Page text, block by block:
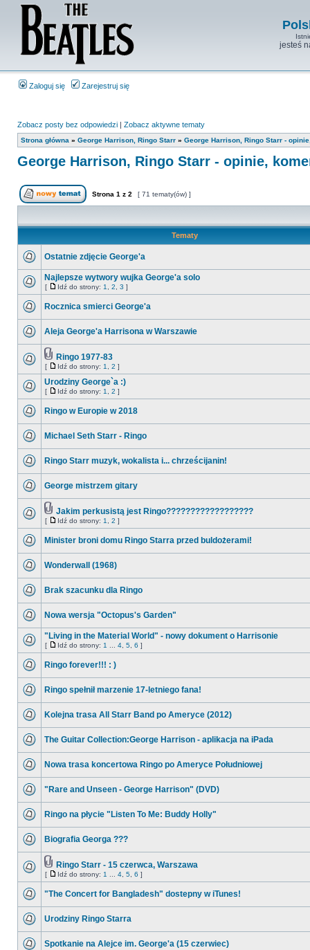
jesteś
Zaloguj się Zarejestruj się
Zobacz posty bez odpowiedzi | Zobacz aktywne tematy
Strona główna » George Harrison, Ringo Starr » George Harrison, Ringo Starr -
George Harrison, Ringo Starr - opinie,
Strona 1 z 2 [ 71 tematy(ów) ]
Tematy
Ostatnie zdjęcie George'a
Najlepsze wytwory wujka George'a solo
[ Idź do strony: 1 2 3 ]
Rocznica smierci George'a
Aleja George'a Harrisona w Warszawie
Ringo 1977-83
[ Idź do strony: 1 2 ]
Urodziny George`a :)
[ Idź do strony: 1 2 ]
Ringo w Europie w 2018
Michael Seth Starr - Ringo
Ringo Starr muzyk, wokalista i... chrześcijanin!
George mistrzem gitary
Jakim perkusistą jest Ringo??????????????????
[ Idź do strony: 1 2 ]
Minister broni domu Ringo Starra przed buldożerami!
Wonderwall (1968)
Brak szacunku dla Ringo
Nowa wersja "Octopus's Garden"
"Living in the Material World" - nowy dokument o Harrisonie
[ Idź do strony: 1 4 5 6 ]
Ringo forever!!! : )
Ringo spełnił marzenie 17-letniego fana!
Kolejna trasa All Starr Band po Ameryce (2012)
The Guitar Collection:George Harrison - aplikacja na iPada
Nowa trasa koncertowa Ringo po Ameryce Południowej
"Rare and Unseen - George Harrison" (DVD)
Ringo na płycie "Listen To Me: Buddy Holly"
Biografia Georga ???
Ringo Starr - 15 czerwca, Warszawa
[ Idź do strony: 1 4 5 6 ]
"The Concert for Bangladesh" dostepny w iTunes!
Urodziny Ringo Starra
Spotkanie na Alejce im. George'a (15 czerwiec)